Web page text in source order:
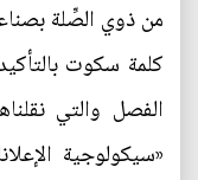
من ذوي الصِّلة
كلمة سكوت
الفصل والتي
«سيكولوجية